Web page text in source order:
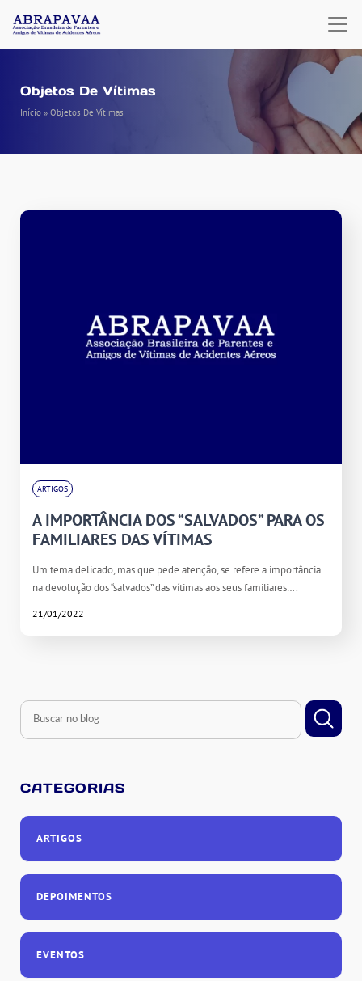
Objetos De Vítimas
Início » Objetos De Vítimas
ARTIGOS
A IMPORTÂNCIA DOS “SALVADOS” PARA OS
FAMILIARES DAS VÍTIMAS
Um tema delicado, mas que pede atenção, se refere a importância
na devolução dos “salvados” das vítimas aos seus familiares….
21/01/2022
CATEGORIAS
ARTIGOS
DEPOIMENTOS
EVENTOS